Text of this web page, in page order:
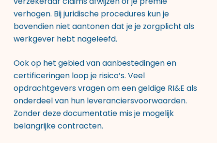
verhogen. Bij juridische procedures kun je
bovendien niet aantonen dat je je zorgplicht als
werkgever hebt nageleefd.
Ook op het gebied van aanbestedingen en
certificeringen loop je risico’s. Veel
opdrachtgevers vragen om een geldige RI&E als
onderdeel van hun leveranciersvoorwaarden.
Zonder deze documentatie mis je mogelijk
belangrijke contracten.